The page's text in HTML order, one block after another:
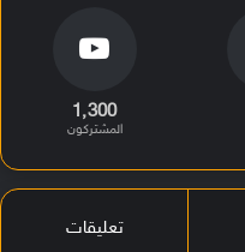
1٬300
المشتركون
تعليقات